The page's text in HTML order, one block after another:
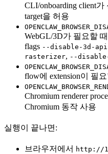
CLI/onboarding client가
target을 허용
WebGL/3D가 필요할
flags --disable-3d-
rasterizer, --
flow에 extension이 필
Chromium renderer
Chromium 동작 사용
실행이 끝나면:
브라우저에서 http://